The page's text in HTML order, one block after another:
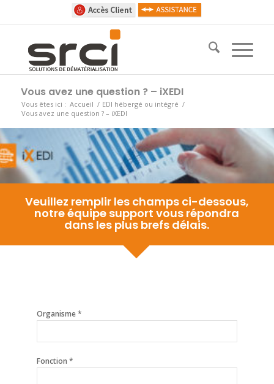
Vous avez une question ? – iXEDI
Vous êtes ici : Accueil / EDI hébergé ou intégré /
Vous avez une question ? – iXEDI
Veuillez remplir les champs ci-dessous,
notre équipe support vous répondra
dans les plus brefs délais.
Organisme *
Fonction *